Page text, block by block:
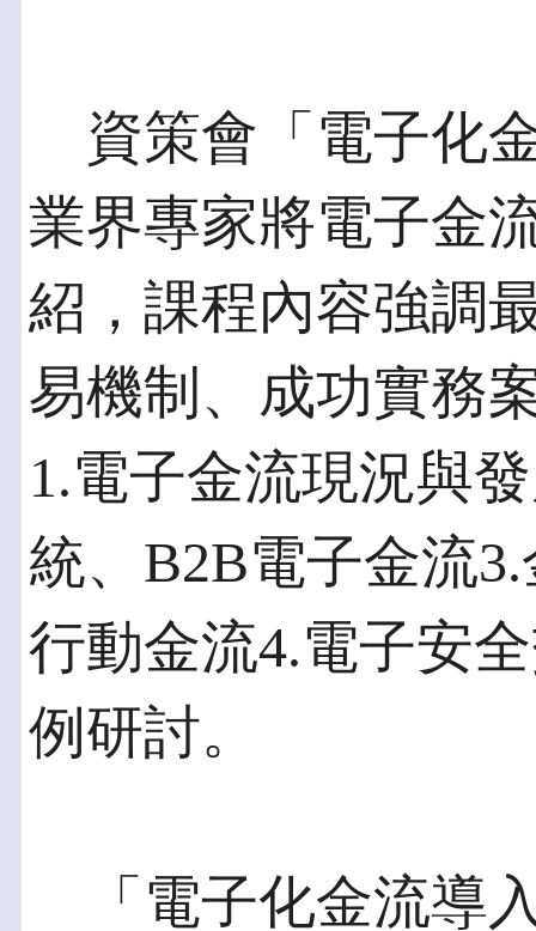
資策會「電子化
業界專家將電子金
紹，課程內容強調
易機制、成功實務
1.電子金流現況與
統、B2B電子金流
行動金流4.電子安
例研討。
「電子化金流導